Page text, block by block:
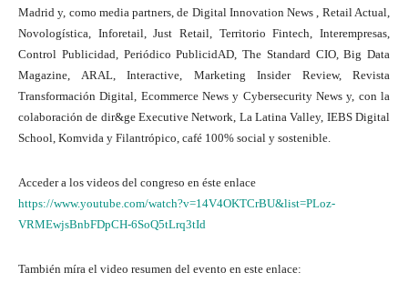
Madrid y, como media partners, de Digital Innovation News , Retail Actual,
Novologística, Inforetail, Just Retail, Territorio Fintech, Interempresas,
Control Publicidad, Periódico PublicidAD, The Standard CIO, Big Data
Magazine, ARAL, Interactive, Marketing Insider Review, Revista
Transformación Digital, Ecommerce News y Cybersecurity News y, con la
colaboración de dir&ge Executive Network, La Latina Valley, IEBS Digital
School, Komvida y Filantrópico, café 100% social y sostenible.
Acceder a los videos del congreso en éste enlace
https://www.youtube.com/watch?v=14V4OKTCrBU&list=PLoz-
VRMEwjsBnbFDpCH-6SoQ5tLrq3tId
También míra el video resumen del evento en este enlace: